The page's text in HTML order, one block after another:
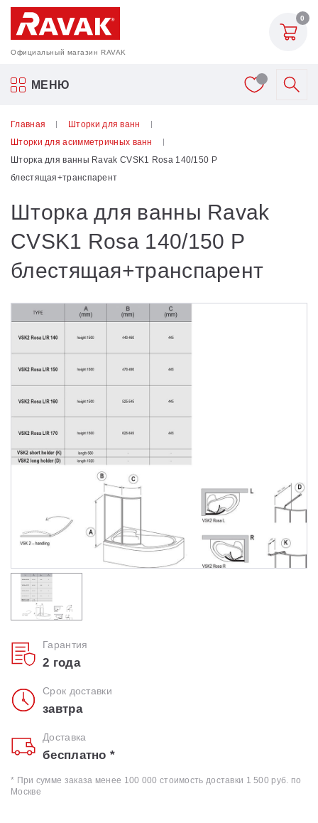
Официальный магазин RAVAK
0
МЕНЮ
Акриловые ванны Ravak
Шторки для ванн
Унитазы и биде
Душевые двери
Душевые уголки
Сиденья OVO для душевых уголков
Полотенцесушители
Гидромассаж для ванны
Душевые каналы
Умывальники
Средства ухода
Главная
Шторки для ванн
Шторки для асимметричных ванн
Шторка для ванны Ravak CVSK1 Rosa 140/150 P
блестящая+транспарент
Шторка для ванны Ravak
CVSK1 Rosa 140/150 P
блестящая+транспарент
Гарантия
2 года
Срок доставки
завтра
Доставка
бесплатно *
* При сумме заказа менее 100 000 стоимость доставки 1 500 руб. по
Москве